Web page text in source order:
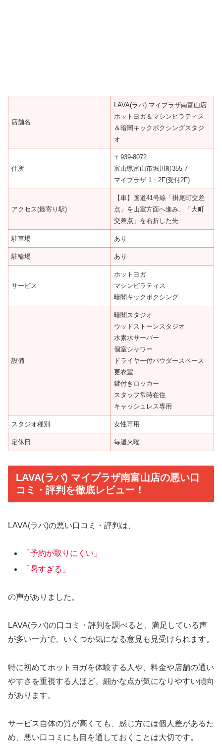
店舗名
LAVA(ラバ) マイプラザ南富山店
ホットヨガ＆マシンピラティス
＆暗闇キックボクシングスタジ
オ
住所
〒939-8072
富山県富山市堀川町355-7
マイプラザ 1・2F(受付2F)
アクセス(最寄り駅)
【車】国道41号線「掛尾町交差
点」を山室方面へ進み、「大町
交差点」を右折した先
駐車場 あり
駐輪場 あり
サービス
ホットヨガ
マシンピラティス
暗闇キックボクシング
設備
暗闇スタジオ
ウッドストーンスタジオ
水素水サーバー
個室シャワー
ドライヤー付パウダースペース
更衣室
鍵付きロッカー
スタッフ常時在住
キャッシュレス専用
スタジオ種別 女性専用
定休日 毎週火曜
LAVA(ラバ) マイプラザ南富山店の悪い口
コミ・評判を徹底レビュー！
LAVA(ラバ)の悪い口コミ・評判は、
「予約が取りにくい」
「暑すぎる」
の声がありました。
LAVA(ラバ)の口コミ・評判を調べると、満足している声
が多い一方で、いくつか気になる意見も見受けられます。
特に初めてホットヨガを体験する人や、料金や店舗の通い
やすさを重視する人ほど、細かな点が気になりやすい傾向
があります。
サービス自体の質が高くても、感じ方には個人差があるた
め、悪い口コミにも目を通しておくことは大切です。